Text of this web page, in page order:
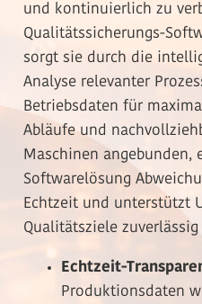
und kontinuierlich zu
Qualitätssicherungs-
sorgt sie durch die
Analyse relevanter
Betriebsdaten für
Abläufe und
Maschinen angebunden,
Softwarelösung
Echtzeit und unterstützt
Qualitätsziele
Echtzeit-
Produktionsdaten